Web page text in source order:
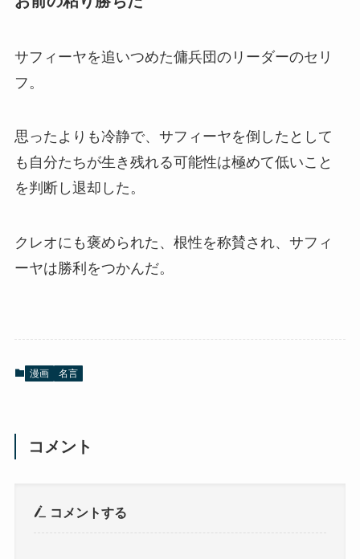
サフィーヤを追いつめた傭兵団のリーダーのセリ
フ。
思ったよりも冷静で、サフィーヤを倒したとして
も自分たちが生き残れる可能性は極めて低いこと
を判断し退却した。
クレオにも褒められた、根性を称賛され、サフィ
ーヤは勝利をつかんだ。
漫画 名言
コメント
コメントする